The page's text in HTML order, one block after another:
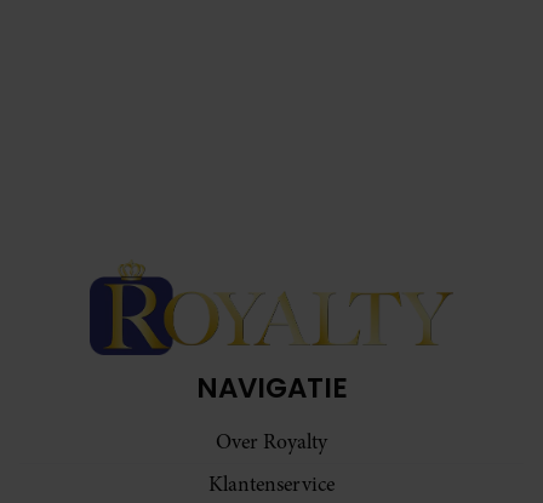
NAVIGATIE
Over Royalty
Klantenservice